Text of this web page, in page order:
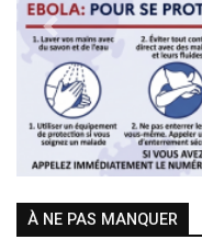
Previous
À NE PAS MANQUER